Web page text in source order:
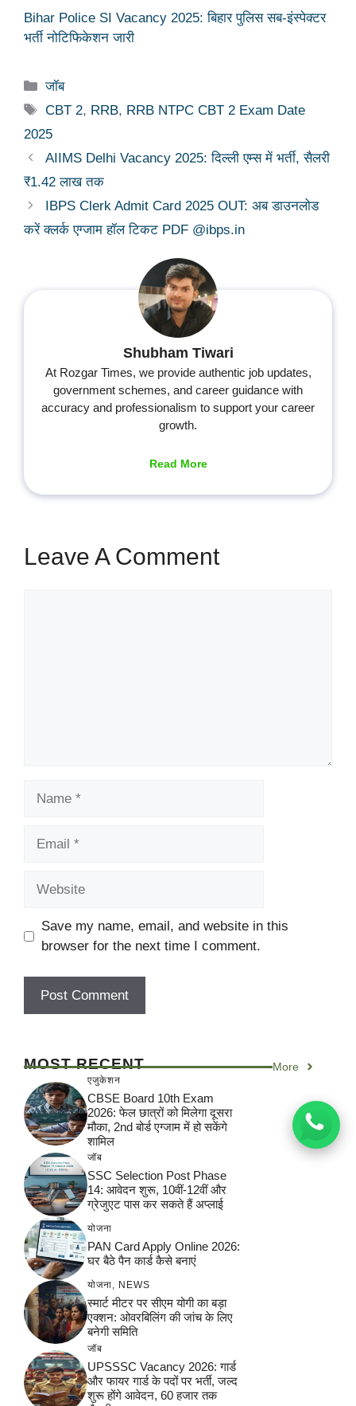
Bihar Police SI Vacancy 2025: बिहार पुलिस सब-इंस्पेक्टर
भर्ती नोटिफिकेशन जारी
Categories
जॉब
Tags
CBT 2, RRB, RRB NTPC CBT 2 Exam Date
2025
AIIMS Delhi Vacancy 2025: दिल्ली एम्स में भर्ती, सैलरी
₹1.42 लाख तक
IBPS Clerk Admit Card 2025 OUT: अब डाउनलोड
करें क्लर्क एग्जाम हॉल टिकट PDF @ibps.in
Shubham Tiwari
At Rozgar Times, we provide authentic job updates,
government schemes, and career guidance with
accuracy and professionalism to support your career
growth.
Read More
Leave A Comment
Save my name, email, and website in this
browser for the next time I comment.
MOST RECENT More
एजुकेशन
CBSE Board 10th Exam
2026: फेल छात्रों को मिलेगा दूसरा
मौका, 2nd बोर्ड एग्जाम में हो सकेंगे
शामिल
जॉब
SSC Selection Post Phase
14: आवेदन शुरू, 10वीं-12वीं और
ग्रेजुएट पास कर सकते हैं अप्लाई
योजना
PAN Card Apply Online 2026:
घर बैठे पैन कार्ड कैसे बनाएं
योजना, NEWS
स्मार्ट मीटर पर सीएम योगी का बड़ा
एक्शन: ओवरबिलिंग की जांच के लिए
बनेगी समिति
जॉब
UPSSSC Vacancy 2026: गार्ड
और फायर गार्ड के पदों पर भर्ती, जल्द
शुरू होंगे आवेदन, 60 हजार तक